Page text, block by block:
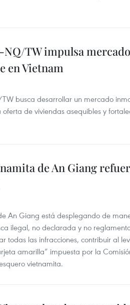
NQ/TW impulsa
en Vietnam
TW busca desarrollar un mercado
de viviendas asequibles y
de An Giang
An Giang está desplegando de
ilegal, no declarada y no
todas las infracciones, contribuir al
amarilla” impuesta por la
vietnamita.